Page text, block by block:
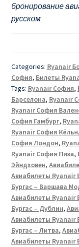
бронирование
русском
Categories: Ryanair
София, Билеты
Tags: Ryanair София,
Барселона, Ryanair
Ryanair София
София Гамбург,
Ryanair София Кёльн,
София Лондон,
Ryanair София Пиза,
Эйндховен,
Авиабилеты Ryanair
Бургас – Варшава
Авиабилеты Ryanair
Бургас – Дублин,
Авиабилеты Ryanair
Бургас – Литва,
Авиабилеты Ryanair